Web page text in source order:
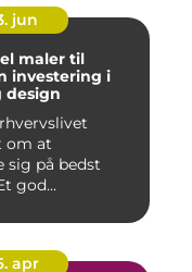
jun
maler til
investering i
design
om at
sig på bedst
god...
apr